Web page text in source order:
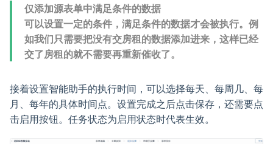
仅添加源表单中满足条件的数据
可以设置一定的条件，满足条件的数据才会被执行。例
如我们只需要把没有交房租的数据添加进来，这样已经
交了房租的就不需要再重新催收了。
接着设置智能助手的执行时间，可以选择每天、每周几、每
月、每年的具体时间点。设置完成之后点击保存，还需要点
击启用按钮。任务状态为启用状态时代表生效。